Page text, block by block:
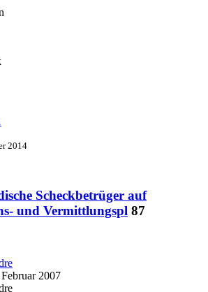
2014
Scheckbetrüger auf
und Vermittlungspl 87
2007